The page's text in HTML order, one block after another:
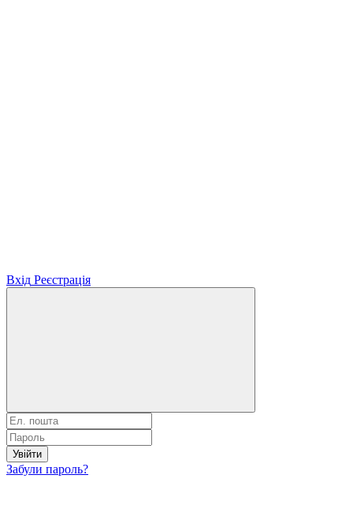
Вхід Реєстрація
Увійти
Забули пароль?